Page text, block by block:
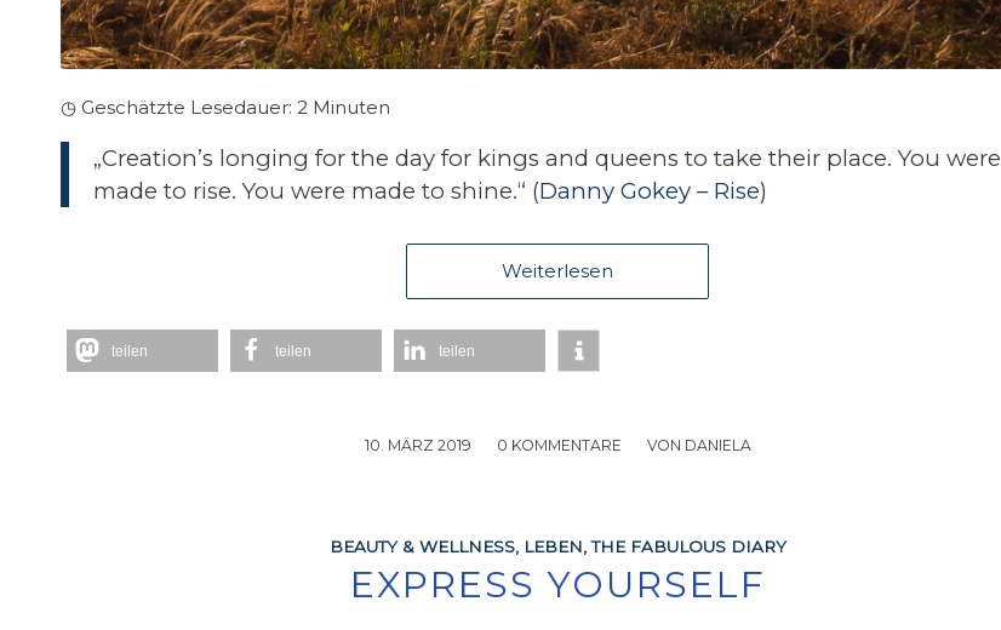
◷ Geschätzte Lesedauer: 2 Minuten
„Creation’s longing for the day for kings and queens to take their place. You were
made to rise. You were made to shine.“ (Danny Gokey – Rise)
Weiterlesen
teilen teilen teilen
10. MÄRZ 2019
/ 0 KOMMENTARE
/ VON DANIELA
BEAUTY & WELLNESS, LEBEN,THE FABULOUS DIARY
EXPRESS YOURSELF